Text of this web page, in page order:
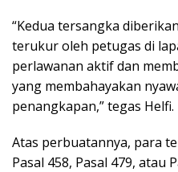
“Kedua tersangka
terukur oleh petugas di
perlawanan aktif dan
yang membahayakan
penangkapan,” tegas Helfi.
Atas perbuatannya, para
Pasal 458, Pasal 479, atau